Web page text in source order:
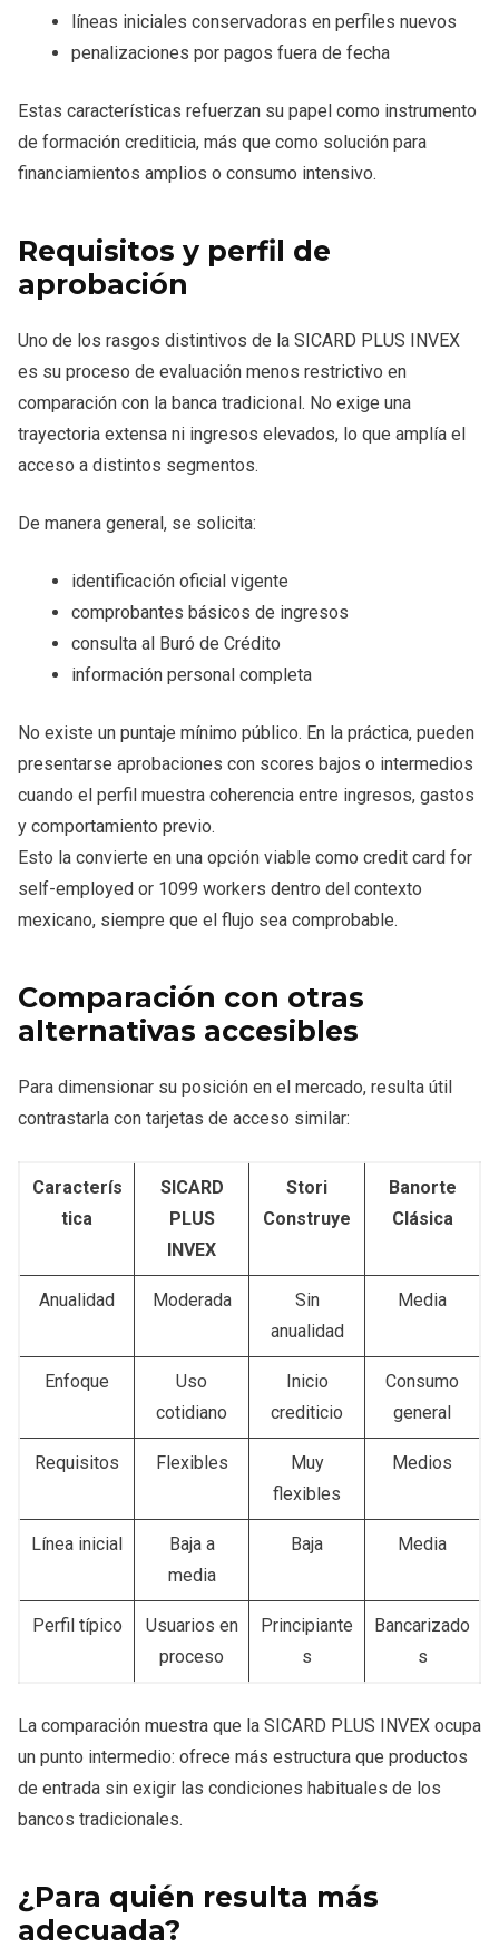
líneas iniciales conservadoras en perfiles nuevos
penalizaciones por pagos fuera de fecha
Estas características refuerzan su papel como instrumento
de formación crediticia, más que como solución para
financiamientos amplios o consumo intensivo.
Requisitos y perfil de
aprobación
Uno de los rasgos distintivos de la SICARD PLUS INVEX
es su proceso de evaluación menos restrictivo en
comparación con la banca tradicional. No exige una
trayectoria extensa ni ingresos elevados, lo que amplía el
acceso a distintos segmentos.
De manera general, se solicita:
identificación oficial vigente
comprobantes básicos de ingresos
consulta al Buró de Crédito
información personal completa
No existe un puntaje mínimo público. En la práctica, pueden
presentarse aprobaciones con scores bajos o intermedios
cuando el perfil muestra coherencia entre ingresos, gastos
y comportamiento previo.
Esto la convierte en una opción viable como credit card for
self-employed or 1099 workers dentro del contexto
mexicano, siempre que el flujo sea comprobable.
Comparación con otras
alternativas accesibles
Para dimensionar su posición en el mercado, resulta útil
contrastarla con tarjetas de acceso similar:
Caracterís
tica
SICARD
PLUS
INVEX
Stori
Construye
Banorte
Clásica
Anualidad Moderada
Sin
anualidad
Media
Enfoque
Uso
cotidiano
Inicio
crediticio
Consumo
general
Requisitos Flexibles
Muy
flexibles
Medios
Línea inicial
Baja a
media
Baja Media
Perfil típico
Usuarios en
proceso
Principiante
s
Bancarizado
s
La comparación muestra que la SICARD PLUS INVEX ocupa
un punto intermedio: ofrece más estructura que productos
de entrada sin exigir las condiciones habituales de los
bancos tradicionales.
¿Para quién resulta más
adecuada?